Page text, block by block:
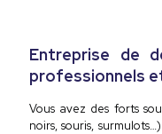
Entreprise de
professionnels
Vous avez des forts
noirs, souris,